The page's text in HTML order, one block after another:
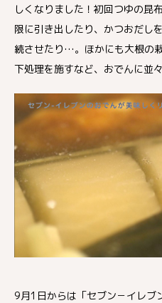
しくなりました！初回つゆの昆
限に引き出したり、かつおだし
続させたり…。ほかにも大根の
下処理を施すなど、おでんに並
9月1日からは「セブン－イレブ